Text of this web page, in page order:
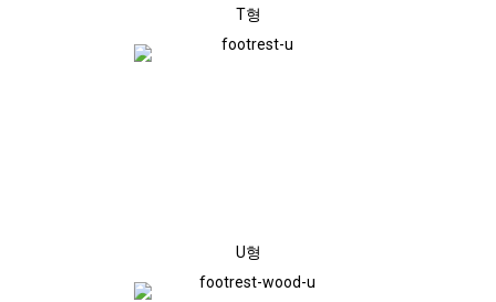
T형
U형